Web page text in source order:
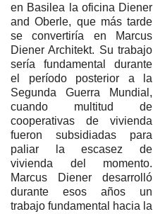
en Basilea la oficina Diener
and Oberle, que más tarde
se convertiría en Marcus
Diener Architekt. Su trabajo
sería fundamental durante
el período posterior a la
Segunda Guerra Mundial,
cuando multitud de
cooperativas de vivienda
fueron subsidiadas para
paliar la escasez de
vivienda del momento.
Marcus Diener desarrolló
durante esos años un
trabajo fundamental hacia la